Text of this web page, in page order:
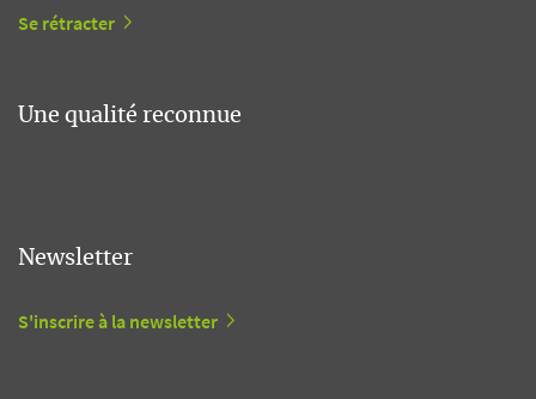
Se rétracter
Une qualité reconnue
Newsletter
S'inscrire à la newsletter